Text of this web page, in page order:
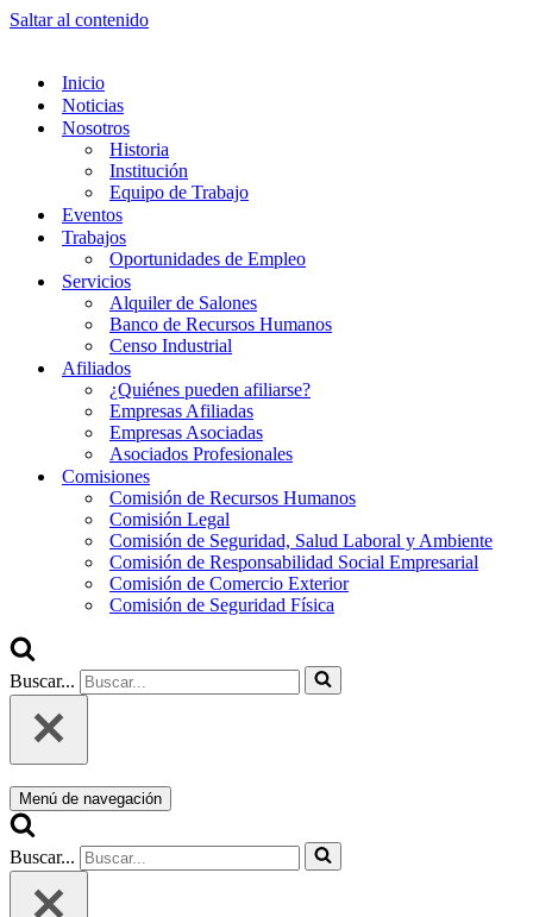
Saltar al contenido
Inicio
Noticias
Nosotros
Historia
Institución
Equipo de Trabajo
Eventos
Trabajos
Oportunidades de Empleo
Servicios
Alquiler de Salones
Banco de Recursos Humanos
Censo Industrial
Afiliados
¿Quiénes pueden afiliarse?
Empresas Afiliadas
Empresas Asociadas
Asociados Profesionales
Comisiones
Comisión de Recursos Humanos
Comisión Legal
Comisión de Seguridad, Salud Laboral y Ambiente
Comisión de Responsabilidad Social Empresarial
Comisión de Comercio Exterior
Comisión de Seguridad Física
Buscar...
Menú de navegación
Buscar...